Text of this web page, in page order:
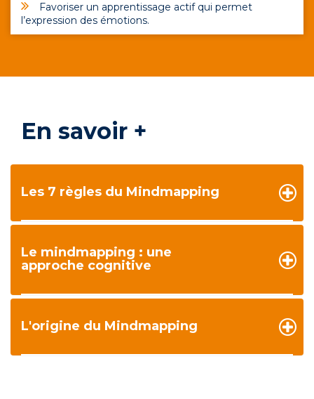
Favoriser un apprentissage actif qui permet
l’expression des émotions.
En savoir +
Les 7 règles du Mindmapping
Le mindmapping : une
approche cognitive
L'origine du Mindmapping